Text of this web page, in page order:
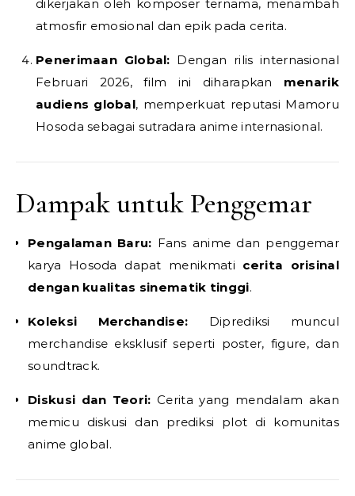
dikerjakan oleh komposer ternama, menambah
atmosfir emosional dan epik pada cerita.
Penerimaan Global: Dengan rilis internasional
Februari 2026, film ini diharapkan menarik
audiens global, memperkuat reputasi Mamoru
Hosoda sebagai sutradara anime internasional.
Dampak untuk Penggemar
Pengalaman Baru: Fans anime dan penggemar
karya Hosoda dapat menikmati cerita orisinal
dengan kualitas sinematik tinggi.
Koleksi Merchandise: Diprediksi muncul
merchandise eksklusif seperti poster, figure, dan
soundtrack.
Diskusi dan Teori: Cerita yang mendalam akan
memicu diskusi dan prediksi plot di komunitas
anime global.